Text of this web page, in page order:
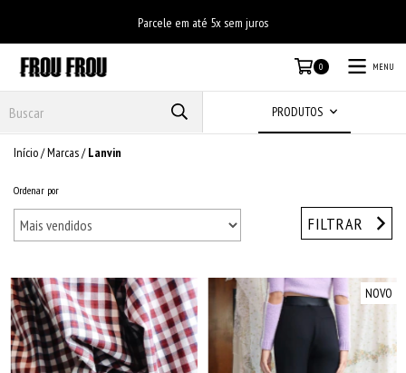
Parcele em até 5x sem juros
0 MENU
PRODUTOS
Início/Marcas/ Lanvin
Ordenar por
FILTRAR
NOVO